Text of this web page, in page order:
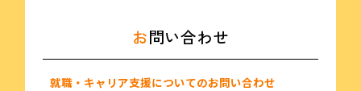
お問い合わせ
就職・キャリア支援についてのお問い合わせ